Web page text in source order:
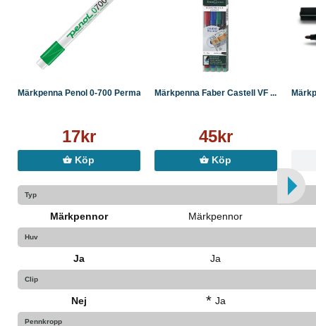
Märkpenna Penol 0-700 Perma...
17kr
Köp
Märkpenna Faber Castell VF ...
45kr
Köp
Typ
Märkpennor Märkpennor
Huv
Ja Ja
Clip
Nej * Ja
Pennkropp